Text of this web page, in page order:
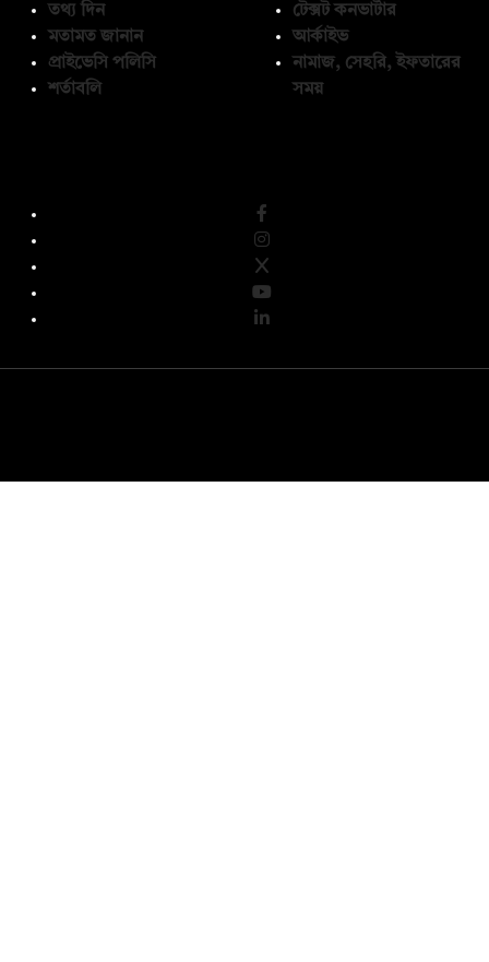
তথ্য দিন
মতামত জানান
প্রাইভেসি পলিসি
শর্তাবলি
টেক্সট কনভার্টার
আর্কাইভ
নামাজ, সেহরি, ইফতারের
সময়